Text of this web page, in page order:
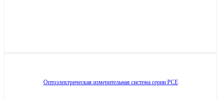
Оптоэлектрическая измерительная система серии PCE